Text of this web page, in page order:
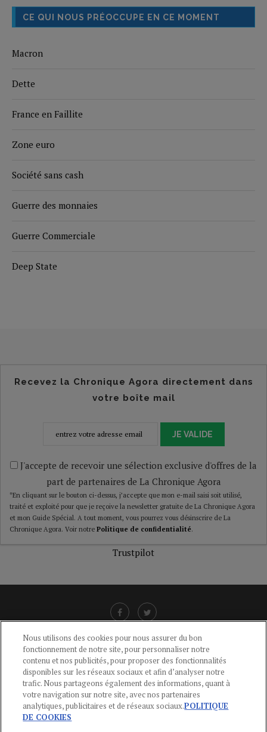
CE QUI NOUS PRÉOCCUPE EN CE MOMENT
Macron
Dette
France en Faillite
Zone euro
Société sans cash
Guerre des monnaies
Guerre Commerciale
Deep State
Recevez la Chronique Agora directement dans
votre boîte mail
JE VALIDE
J'accepte de recevoir une sélection exclusive d'offres de la
part de partenaires de La Chronique Agora
*En cliquant sur le bouton ci-dessus, j’accepte que mon e-mail saisi soit utilisé,
traité et exploité pour que je reçoive la newsletter gratuite de La Chronique Agora
et mon Guide Spécial. A tout moment, vous pourrez vous désinscrire de La
Chronique Agora. Voir notre Politique de confidentialité.
Trustpilot
LIENS UTILES
CGU-POLITIQUE DE CONFIDENTIALITÉ -POLITIQUE DES COOKIES
MENTIONS LÉGALES -AIDE
CONTACT
Nous utilisons des cookies pour nous assurer du bon
fonctionnement de notre site, pour personnaliser notre
contenu et nos publicités, pour proposer des fonctionnalités
disponibles sur les réseaux sociaux et afin d’analyser notre
trafic. Nous partageons également des informations, quant à
votre navigation sur notre site, avec nos partenaires
analytiques, publicitaires et de réseaux sociaux.POLITIQUE
DE COOKIES